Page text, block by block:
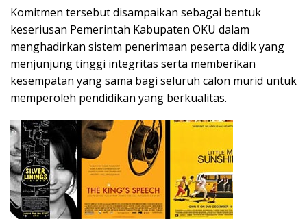
Komitmen tersebut disampaikan sebagai bentuk
keseriusan Pemerintah Kabupaten OKU dalam
menghadirkan sistem penerimaan peserta didik yang
menjunjung tinggi integritas serta memberikan
kesempatan yang sama bagi seluruh calon murid untuk
memperoleh pendidikan yang berkualitas.